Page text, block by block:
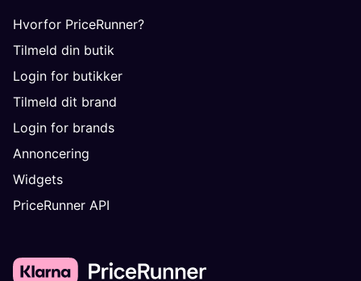
Hvorfor PriceRunner?
Tilmeld din butik
Login for butikker
Tilmeld dit brand
Login for brands
Annoncering
Widgets
PriceRunner API